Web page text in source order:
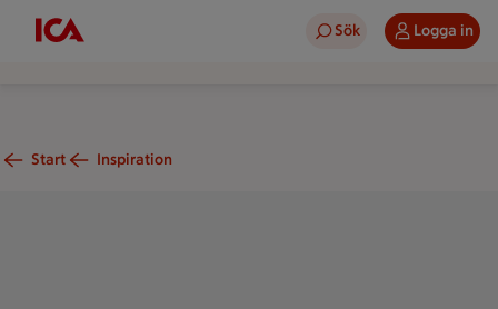
Sök Logga in
Start Inspiration